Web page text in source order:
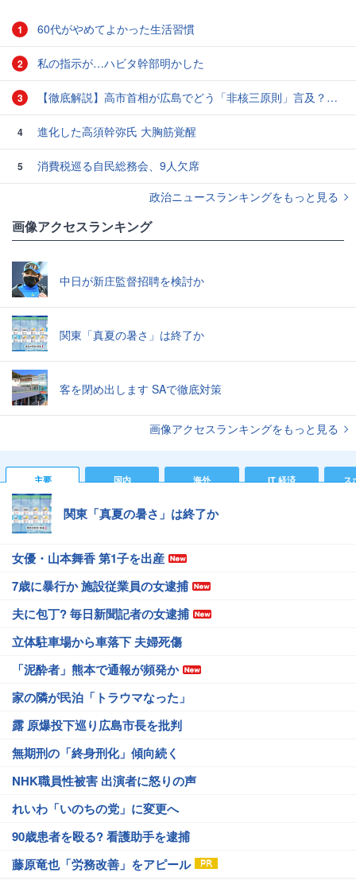
1 60代がやめてよかった生活習慣
2 私の指示が…ハビタ幹部明かした
3 【徹底解説】高市首相が広島でどう「非核三原則」言及？現状にとどめ将来は明言せず 著書では「邪魔になる」と主張
4 進化した高須幹弥氏 大胸筋覚醒
5
消費税巡る自民総務会、9人欠席
政治ニュースランキングをもっと見る
画像アクセスランキング
中日が新庄監督招聘を検討か
関東「真夏の暑さ」は終了か
客を閉め出します SAで徹底対策
画像アクセスランキングをもっと見る
主要 国内 海外 IT 経済 ス
関東「真夏の暑さ」は終了か
女優・山本舞香 第1子を出産
7歳に暴行か 施設従業員の女逮捕
夫に包丁? 毎日新聞記者の女逮捕
立体駐車場から車落下 夫婦死傷
「泥酔者」熊本で通報が頻発か
家の隣が民泊「トラウマなった」
露 原爆投下巡り広島市長を批判
無期刑の「終身刑化」傾向続く
NHK職員性被害 出演者に怒りの声
れいわ「いのちの党」に変更へ
90歳患者を殴る? 看護助手を逮捕
藤原竜也「労務改善」をアピール